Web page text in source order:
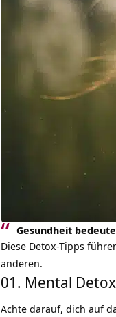
Gesundheit
Diese Detox-Tipps
anderen.
01. Mental Detox
Achte darauf, dich auf